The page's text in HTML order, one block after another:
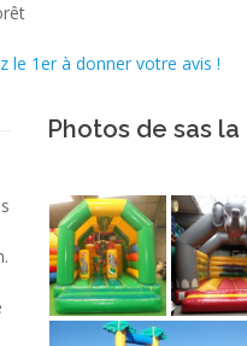
le 1er à donner votre avis !
Photos de sas